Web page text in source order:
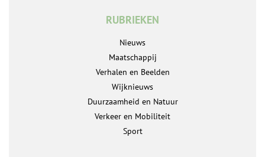
RUBRIEKEN
Nieuws
Maatschappij
Verhalen en Beelden
Wijknieuws
Duurzaamheid en Natuur
Verkeer en Mobiliteit
Sport